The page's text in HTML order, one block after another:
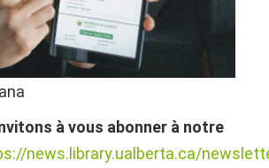
à vous abonner à notre
news.library.ualberta.ca/